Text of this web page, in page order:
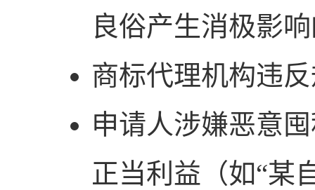
良俗产生消极影
商标代理机构违
申请人涉嫌恶意
正当利益（如“某